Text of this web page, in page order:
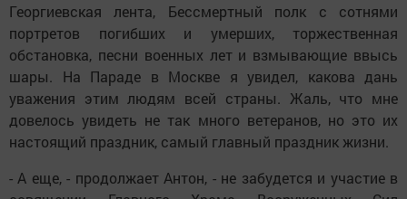
Георгиевская лента, Бессмертный полк с сотнями
портретов погибших и умерших, торжественная
обстановка, песни военных лет и взмывающие ввысь
шары. На Параде в Москве я увидел, какова дань
уважения этим людям всей страны. Жаль, что мне
довелось увидеть не так много ветеранов, но это их
настоящий праздник, самый главный праздник жизни.
- А еще, - продолжает Антон, - не забудется и участие в